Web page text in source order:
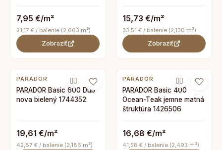
7,95 €/m²
21,17 € / balenie (2,663 m²)
Zobraziť
15,73 €/m²
33,51 € / balenie (2,130 m²)
Zobraziť
PARADOR
PARADOR Basic 600 Dub
nova bielený 1744352
19,61 €/m²
42,87 € / balenie (2,186 m²)
PARADOR
PARADOR Basic 400
Ocean-Teak jemne matná
štruktúra 1426506
16,68 €/m²
41,58 € / balenie (2,493 m²)